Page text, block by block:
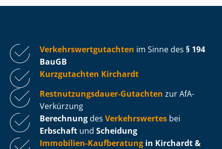
Ver­kehrs­wert­gut­ach­ten im Sinne des § 194
BauGB
Kurzgutachten Kirchardt
Rest­nut­zungs­dau­er-Gutachten zur AfA-
Verkürzung
Berechnung des Verkehrswertes bei
Erbschaft und Scheidung
Immobilien-Kaufberatung in Kirchardt &